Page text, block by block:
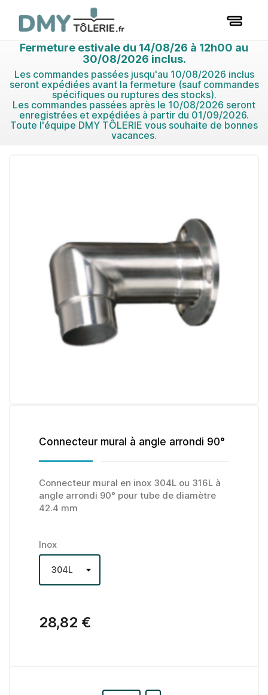
Fermeture estivale du 14/08/26 à 12h00 au
30/08/2026 inclus.
Les commandes passées jusqu'au 10/08/2026 inclus
seront expédiées avant la fermeture (sauf commandes
spécifiques ou ruptures des stocks).
Les commandes passées après le 10/08/2026 seront
enregistrées et expédiées à partir du 01/09/2026.
Toute l'équipe DMY TÔLERIE vous souhaite de bonnes
vacances.
Connecteur mural à angle arrondi 90°
Connecteur mural en inox 304L ou 316L à
angle arrondi 90° pour tube de diamètre
42.4 mm
Inox
28,82 €